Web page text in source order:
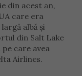
din acest an,
care era
albă și
din Salt Lake
care avea
Airlines.